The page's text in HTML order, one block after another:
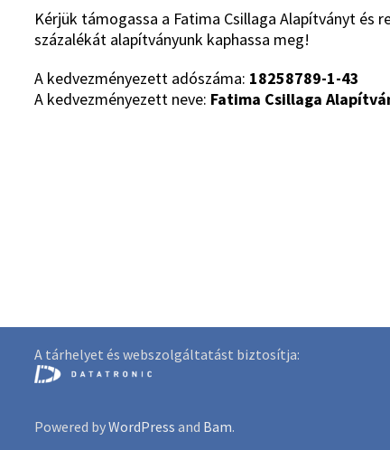
Kérjük támogassa a Fatima Csillaga Alapítványt és
százalékát alapítványunk kaphassa meg!
A kedvezményezett adószáma: 18258789-1-43
A kedvezményezett neve: Fatima Csillaga
A tárhelyet és webszolgáltatást biztosítja:
Powered byWordPress and Bam.